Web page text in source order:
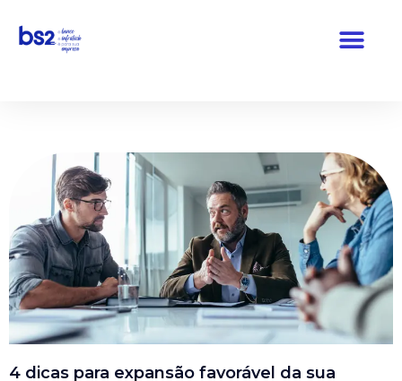
Pular
4 dicas para expansão favorável da sua